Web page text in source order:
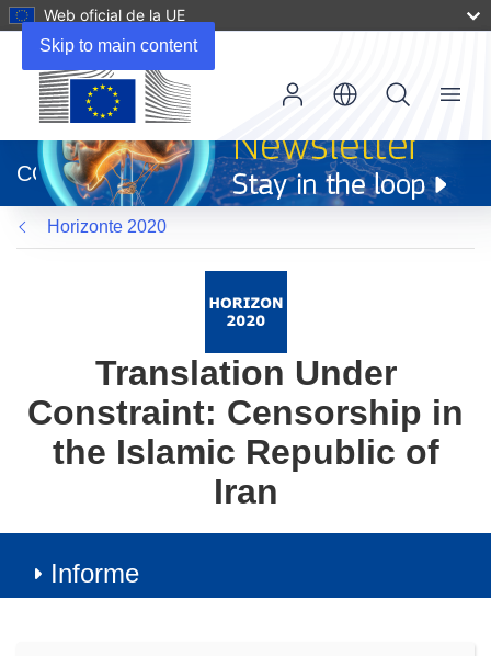
Skip to main content
Web oficial de la UE
abrirá
en
una
nueva
ventana)
CORDIS
Menu
Horizonte 2020
Translation Under
Constraint: Censorship in
the Islamic Republic of
Iran
Informe